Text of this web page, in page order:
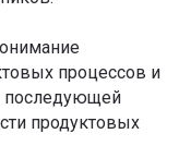
процессов и
последующей
продуктовых